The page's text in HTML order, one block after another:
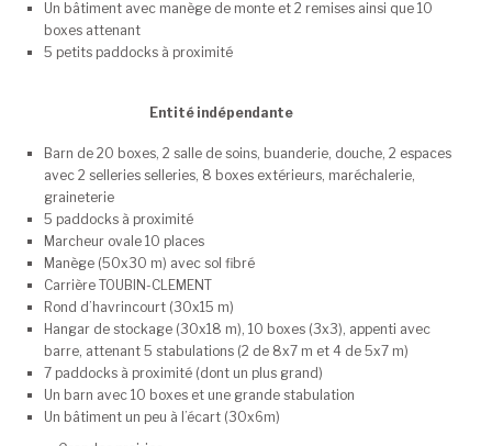
Un bâtiment avec manège de monte et 2 remises ainsi que 10
boxes attenant
5 petits paddocks à proximité
Entité indépendante
Barn de 20 boxes, 2 salle de soins, buanderie, douche, 2 espaces
avec 2 selleries selleries, 8 boxes extérieurs, maréchalerie,
graineterie
5 paddocks à proximité
Marcheur ovale 10 places
Manège (50x30 m) avec sol fibré
Carrière TOUBIN-CLEMENT
Rond d’havrincourt (30x15 m)
Hangar de stockage (30x18 m), 10 boxes (3x3), appenti avec
barre, attenant 5 stabulations (2 de 8x7 m et 4 de 5x7 m)
7 paddocks à proximité (dont un plus grand)
Un barn avec 10 boxes et une grande stabulation
Un bâtiment un peu à l’écart (30x6m)